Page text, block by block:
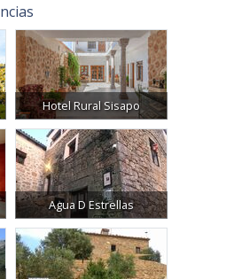
Hotel Rural Sisapo
Agua D Estrellas